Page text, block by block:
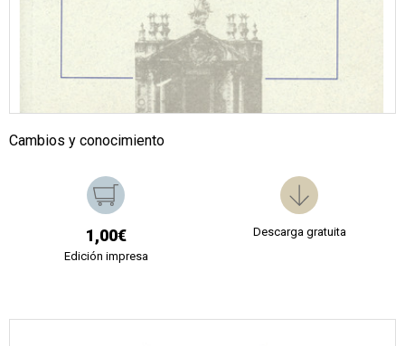
Cambios y conocimiento
1,00€
Edición impresa
Descarga gratuita